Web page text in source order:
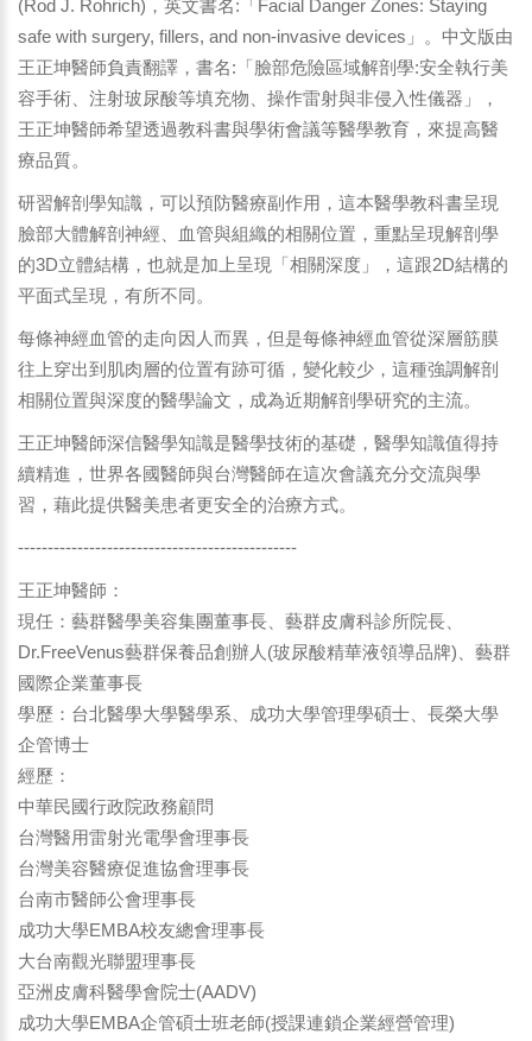
(Rod J. Rohrich)，英文書名:「Facial Danger Zones: Staying
safe with surgery, fillers, and non-invasive devices」。中文版由
王正坤醫師負責翻譯，書名:「臉部危險區域解剖學:安全執行美
容手術、注射玻尿酸等填充物、操作雷射與非侵入性儀器」，
王正坤醫師希望透過教科書與學術會議等醫學教育，來提高醫
療品質。
研習解剖學知識，可以預防醫療副作用，這本醫學教科書呈現
臉部大體解剖神經、血管與組織的相關位置，重點呈現解剖學
的3D立體結構，也就是加上呈現「相關深度」，這跟2D結構的
平面式呈現，有所不同。
每條神經血管的走向因人而異，但是每條神經血管從深層筋膜
往上穿出到肌肉層的位置有跡可循，變化較少，這種強調解剖
相關位置與深度的醫學論文，成為近期解剖學研究的主流。
王正坤醫師深信醫學知識是醫學技術的基礎，醫學知識值得持
續精進，世界各國醫師與台灣醫師在這次會議充分交流與學
習，藉此提供醫美患者更安全的治療方式。
-----------------------------------------------
王正坤醫師：
現任：藝群醫學美容集團董事長、藝群皮膚科診所院長、
Dr.FreeVenus藝群保養品創辦人(玻尿酸精華液領導品牌)、藝群
國際企業董事長
學歷：台北醫學大學醫學系、成功大學管理學碩士、長榮大學
企管博士
經歷：
中華民國行政院政務顧問
台灣醫用雷射光電學會理事長
台灣美容醫療促進協會理事長
台南市醫師公會理事長
成功大學EMBA校友總會理事長
大台南觀光聯盟理事長
亞洲皮膚科醫學會院士(AADV)
成功大學EMBA企管碩士班老師(授課連鎖企業經營管理)